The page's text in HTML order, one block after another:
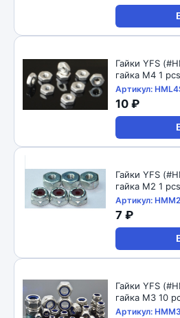
Гайки YFS
гайка М4 1 pcs
Артикул:
10 ₽
Гайки YFS
гайка М2 1 pcs
Артикул:
7 ₽
Гайки YFS
гайка М3 10
Артикул: